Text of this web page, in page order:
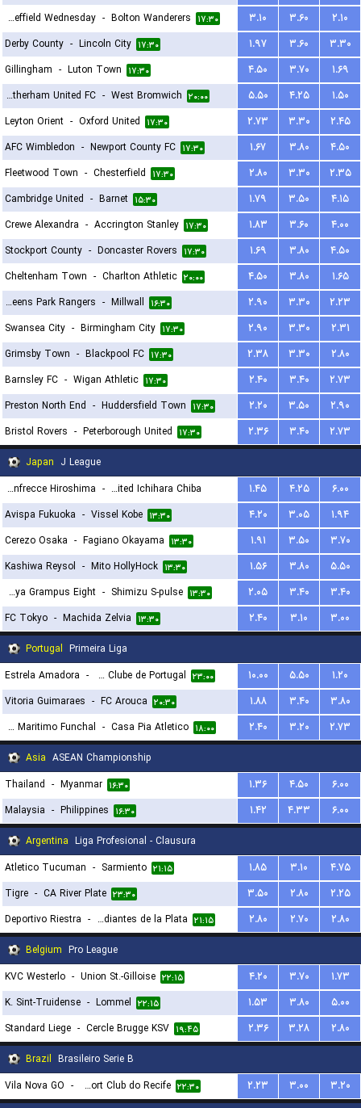
Sheffield Wednesday - Bolton Wanderers ۱۷:۳۰ ۳.۱۰ ۳.۶۰
۲.۱۰
Derby County - Lincoln City ۱۷:۳۰ ۱.۹۷ ۳.۶۰
۳.۳۰
Gillingham - Luton Town ۱۷:۳۰ ۴.۵۰ ۳.۷۰
۱.۶۹
Rotherham United FC
- West Bromwich ۲۰:۰۰ ۵.۵۰ ۴.۲۵
۱.۵۰
Leyton Orient - Oxford United ۱۷:۳۰ ۲.۷۳ ۳.۳۰
۲.۴۵
AFC Wimbledon - Newport County FC ۱۷:۳۰ ۱.۶۷ ۳.۸۰
۴.۵۰
Fleetwood Town - Chesterfield ۱۷:۳۰ ۲.۸۰ ۳.۳۰
۲.۳۵
Cambridge United - Barnet ۱۵:۳۰ ۱.۷۹ ۳.۵۰
۴.۱۵
Crewe Alexandra - Accrington Stanley ۱۷:۳۰ ۱.۸۳ ۳.۶۰
۴.۰۰
Stockport County - Doncaster Rovers ۱۷:۳۰ ۱.۶۹ ۳.۸۰
۴.۵۰
Cheltenham Town - Charlton Athletic ۲۰:۰۰ ۴.۵۰ ۳.۸۰
۱.۶۵
Queens Park Rangers
- Millwall ۱۶:۳۰ ۲.۹۰ ۳.۳۰
۲.۲۳
Swansea City - Birmingham City ۱۷:۳۰ ۲.۹۰ ۳.۳۰
۲.۳۱
Grimsby Town - Blackpool FC ۱۷:۳۰ ۲.۳۸ ۳.۳۰
۲.۸۰
Barnsley FC - Wigan Athletic ۱۷:۳۰ ۲.۴۰ ۳.۴۰
۲.۷۳
Preston North End - Huddersfield Town ۱۷:۳۰ ۲.۲۰ ۳.۵۰
۲.۹۰
Bristol Rovers - Peterborough United ۱۷:۳۰ ۲.۳۶ ۳.۴۰
۲.۷۳
Japan J League
Sanfrecce Hiroshima
- Jef United Ichihara Chiba
۱۳:۴۵
۱.۴۵ ۴.۲۵
۶.۰۰
Avispa Fukuoka - Vissel Kobe ۱۳:۳۰ ۴.۲۰ ۳.۰۵
۱.۹۴
Cerezo Osaka - Fagiano Okayama ۱۳:۳۰ ۱.۹۱ ۳.۵۰
۳.۷۰
Kashiwa Reysol - Mito HollyHock ۱۳:۳۰ ۱.۵۶ ۳.۸۰
۵.۵۰
Nagoya Grampus Eight
- Shimizu S-pulse ۱۳:۳۰ ۲.۰۵ ۳.۴۰
۳.۴۰
FC Tokyo - Machida Zelvia ۱۳:۳۰ ۲.۴۰ ۳.۱۰
۳.۰۰
Portugal Primeira Liga
Estrela Amadora - Sporting Clube de Portugal ۲۳:۰۰ ۱۰.۰۰ ۵.۵۰
۱.۲۰
Vitoria Guimaraes - FC Arouca ۲۰:۳۰ ۱.۸۸ ۳.۴۰
۳.۸۰
CS Maritimo Funchal
- Casa Pia Atletico ۱۸:۰۰ ۲.۴۰ ۳.۲۰
۲.۷۳
Asia ASEAN Championship
Thailand - Myanmar ۱۶:۳۰ ۱.۳۶ ۴.۵۰
۶.۰۰
Malaysia - Philippines ۱۶:۳۰ ۱.۴۲ ۴.۳۳
۶.۰۰
Argentina Liga Profesional - Clausura
Atletico Tucuman - Sarmiento ۲۱:۱۵ ۱.۸۵ ۳.۱۰
۴.۷۵
Tigre - CA River Plate ۲۳:۳۰ ۳.۵۰ ۲.۸۰
۲.۲۵
Deportivo Riestra - Estudiantes de la Plata ۲۱:۱۵ ۲.۸۰ ۲.۷۰
۲.۸۰
Belgium Pro League
KVC Westerlo - Union St.-Gilloise ۲۲:۱۵ ۴.۲۰ ۳.۷۰
۱.۷۳
K. Sint-Truidense - Lommel ۲۲:۱۵ ۱.۵۳ ۳.۸۰
۵.۰۰
Standard Liege - Cercle Brugge KSV ۱۹:۴۵ ۲.۳۶ ۳.۲۸
۲.۸۰
Brazil Brasileiro Serie B
Vila Nova GO - Sport Club do Recife ۲۲:۳۰ ۲.۲۳ ۳.۰۰
۳.۲۰